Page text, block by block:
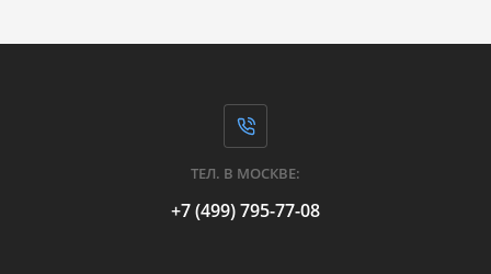
ТЕЛ. В МОСКВЕ:
+7 (499) 795-77-08